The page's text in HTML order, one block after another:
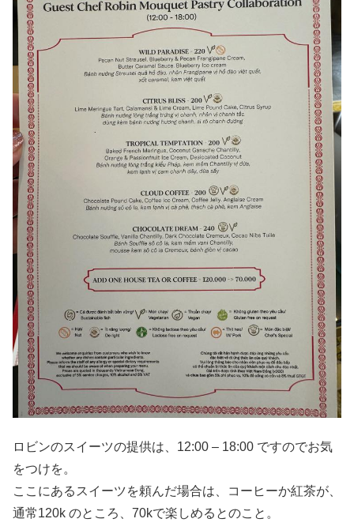
ロビンのスイーツの提供は、12:00 – 18:00 ですのでお気
をつけを。
ここにあるスイーツを頼んだ場合は、コーヒーか紅茶が、
通常120k のところ、70kで楽しめるとのこと。